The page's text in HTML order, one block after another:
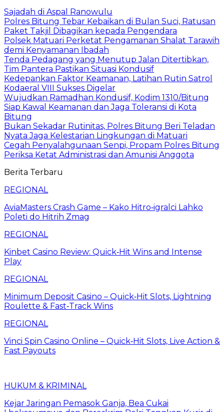
​Sajadah di Aspal Ranowulu
​Polres Bitung Tebar Kebaikan di Bulan Suci, Ratusan
Paket Takjil Dibagikan kepada Pengendara
​Polsek Matuari Perketat Pengamanan Shalat Tarawih
demi Kenyamanan Ibadah
Tenda Pedagang yang Menutup Jalan Ditertibkan,
Tim Pantera Pastikan Situasi Kondusif
​Kedepankan Faktor Keamanan, Latihan Rutin Satrol
Kodaeral VIII Sukses Digelar
Wujudkan Ramadhan Kondusif, Kodim 1310/Bitung
Siap Kawal Keamanan dan Jaga Toleransi di Kota
Bitung
Bukan Sekadar Rutinitas, Polres Bitung Beri Teladan
Nyata Jaga Kelestarian Lingkungan di Matuari
Cegah Penyalahgunaan Senpi, Propam Polres Bitung
Periksa Ketat Administrasi dan Amunisi Anggota
Berita Terbaru
REGIONAL
AviaMasters Crash Game – Kako Hitro‑igralci Lahko
Poleti do Hitrih Zmag
REGIONAL
Kinbet Casino Review: Quick‑Hit Wins and Intense
Play
REGIONAL
Minimum Deposit Casino – Quick‑Hit Slots, Lightning
Roulette & Fast‑Track Wins
REGIONAL
Vinci Spin Casino Online – Quick‑Hit Slots, Live Action &
Fast Payouts
HUKUM & KRIMINAL
Kejar Jaringan Pemasok Ganja, Bea Cukai